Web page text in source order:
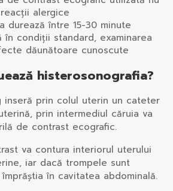
alergice
durează între 15-30 minute
în condiții standard, examinarea
dăunătoare cunoscute
histerosonografia?
inseră prin colul uterin un cateter
prin intermediul căruia va
de contrast ecografic.
va contura interiorul uterului
iar dacă trompele sunt
în cavitatea abdominală.